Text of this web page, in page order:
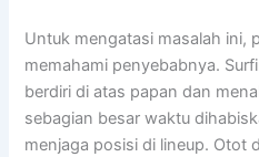
Untuk mengatasi masalah ini,
memahami penyebabnya.
berdiri di atas papan dan
sebagian besar waktu
menjaga posisi di lineup. Otot